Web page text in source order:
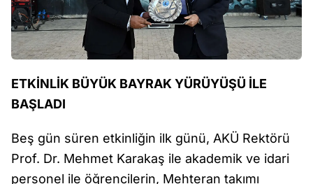
ETKİNLİK BÜYÜK BAYRAK YÜRÜYÜŞÜ İLE
BAŞLADI
Beş gün süren etkinliğin ilk günü, AKÜ Rektörü
Prof. Dr. Mehmet Karakaş ile akademik ve idari
personel ile öğrencilerin, Mehteran takımı